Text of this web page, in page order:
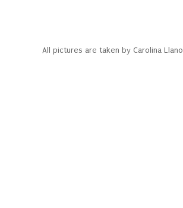
All pictures are taken by Carolina